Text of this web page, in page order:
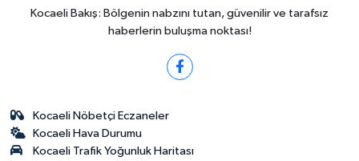
Kocaeli Bakış: Bölgenin nabzını tutan, güvenilir ve tarafsız
haberlerin buluşma noktası!
Kocaeli Nöbetçi Eczaneler
Kocaeli Hava Durumu
Kocaeli Trafik Yoğunluk Haritası